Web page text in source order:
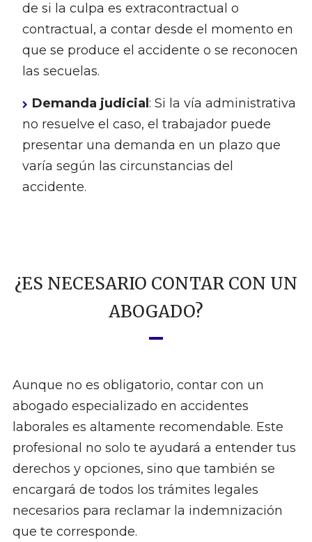
de si la culpa es extracontractual o
contractual, a contar desde el momento en
que se produce el accidente o se reconocen
las secuelas.
Demanda judicial : Si la vía administrativa
no resuelve el caso, el trabajador puede
presentar una demanda en un plazo que
varía según las circunstancias del
accidente.
¿ES NECESARIO CONTAR CON UN
ABOGADO?
Aunque no es obligatorio, contar con un
abogado especializado en accidentes
laborales es altamente recomendable. Este
profesional no solo te ayudará a entender tus
derechos y opciones, sino que también se
encargará de todos los trámites legales
necesarios para reclamar la indemnización
que te corresponde.